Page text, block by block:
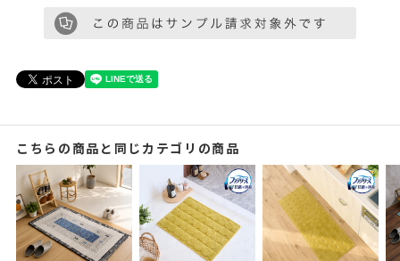
こちらの商品と同じカテゴリの商品